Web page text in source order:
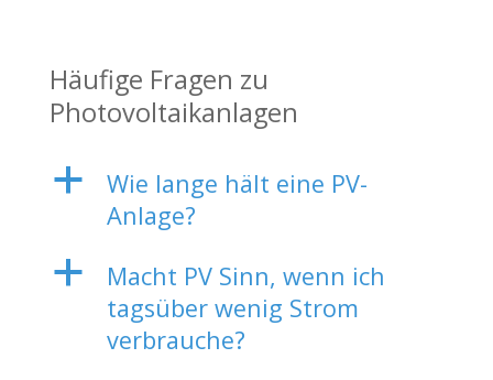
Häufige Fragen zu
Photovoltaikanlagen
a
Wie lange hält eine PV-
Anlage?
a
Macht PV Sinn, wenn ich
tagsüber wenig Strom
verbrauche?